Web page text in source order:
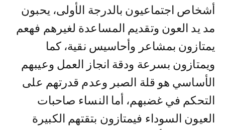
أشخاص اجتماعيون بالدرجة الأولى، يحبون
مد يد العون وتقديم المساعدة لغيرهم فهعم
يمتازون بمشاعر وأحاسيس نقية، كما
ويمتازون بسرعة ودقة انجاز العمل وعيبهم
الأساسي هو قلة الصبر وعدم قدرتهم على
التحكم في غضبهم، أما النساء صاحبات
العيون السوداء فيمتازون بتقتهم الكبيرة